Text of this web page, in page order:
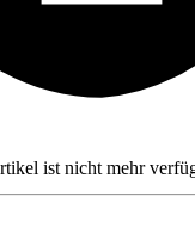
ist nicht mehr